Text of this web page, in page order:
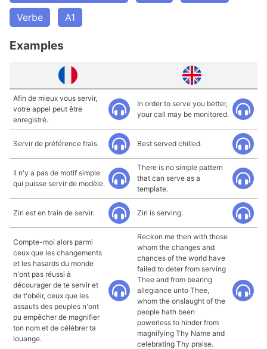
Verbe
A1
Examples
Afin de mieux vous servir,
votre appel peut être
enregistré.
In order to serve you better,
your call may be monitored.
Servir de préférence frais. Best served chilled.
Il n'y a pas de motif simple
qui puisse servir de modèle.
There is no simple pattern
that can serve as a
template.
Ziri est en train de servir. Ziri is serving.
Compte-moi alors parmi
ceux que les changements
et les hasards du monde
n'ont pas réussi à
décourager de te servir et
de t'obéir, ceux que les
assauts des peuples n'ont
pu empêcher de magnifier
ton nom et de célébrer ta
louange.
Reckon me then with those
whom the changes and
chances of the world have
failed to deter from serving
Thee and from bearing
allegiance unto Thee,
whom the onslaught of the
people hath been
powerless to hinder from
magnifying Thy Name and
celebrating Thy praise.